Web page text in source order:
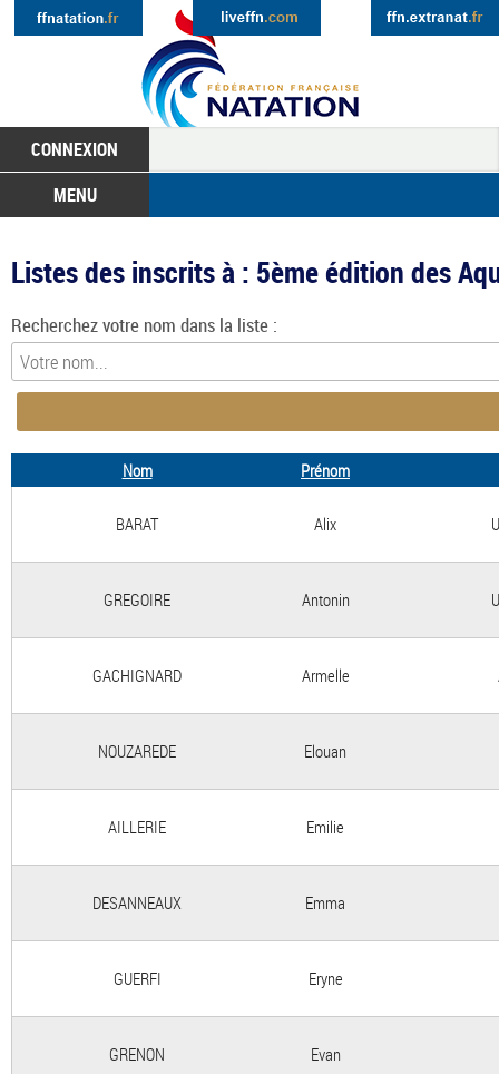
CONNEXION
MENU
Listes des inscrits à : 5ème édition des
Recherchez votre nom dans la liste :
Nom Prénom
BARAT Alix
GREGOIRE Antonin
GACHIGNARD Armelle
NOUZAREDE Elouan
AILLERIE Emilie
DESANNEAUX Emma
GUERFI Eryne
GRENON Evan